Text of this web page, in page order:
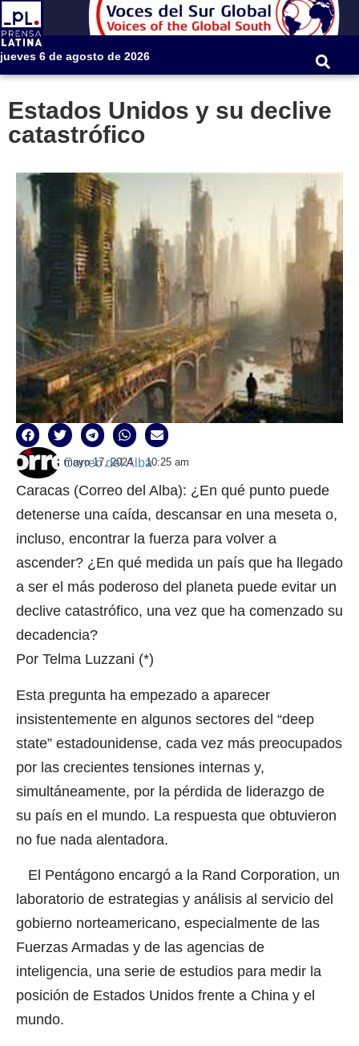
jueves 6 de agosto de 2026
Estados Unidos y su declive
catastrófico
Correo del Alba
mayo 17, 2024 10:25 am
Caracas (Correo del Alba): ¿En qué punto puede
detenerse una caída, descansar en una meseta o,
incluso, encontrar la fuerza para volver a
ascender? ¿En qué medida un país que ha llegado
a ser el más poderoso del planeta puede evitar un
declive catastrófico, una vez que ha comenzado su
decadencia?
Por Telma Luzzani (*)
Esta pregunta ha empezado a aparecer
insistentemente en algunos sectores del “deep
state” estadounidense, cada vez más preocupados
por las crecientes tensiones internas y,
simultáneamente, por la pérdida de liderazgo de
su país en el mundo. La respuesta que obtuvieron
no fue nada alentadora.
El Pentágono encargó a la Rand Corporation, un
laboratorio de estrategias y análisis al servicio del
gobierno norteamericano, especialmente de las
Fuerzas Armadas y de las agencias de
inteligencia, una serie de estudios para medir la
posición de Estados Unidos frente a China y el
mundo.